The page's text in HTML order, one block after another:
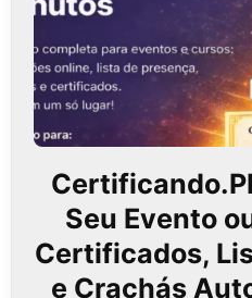
Seu Evento
Certificados,
e Crachás